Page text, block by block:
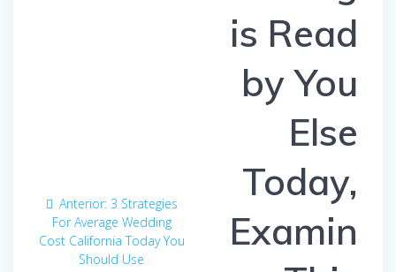
Anterior: Entrada
anterior:
3 Strategies
For Average Wedding
Cost California Today You
Should Use
is Read
by You
Else
Today,
Examin